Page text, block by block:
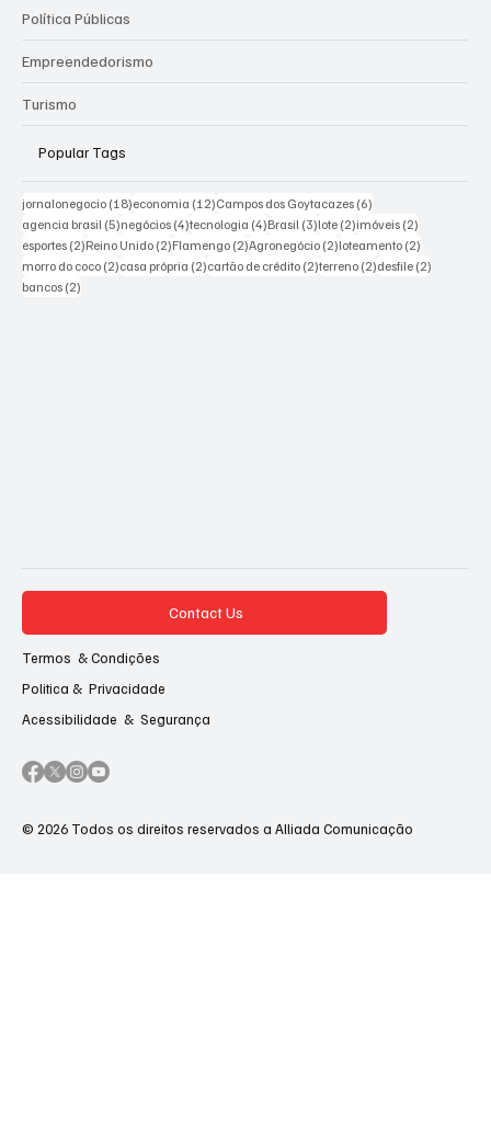
Política Públicas
Empreendedorismo
Turismo
Popular Tags
jornalonegocio (18)18 posts
economia (12)12 posts
Campos dos Goytacazes (6)
agencia brasil (5)5 posts
negócios (4)4 posts
tecnologia (4)4 posts
Brasil (3)3 posts
lote (2)2 posts
imóveis (2)
esportes (2)2 posts
Reino Unido (2)2 posts
Flamengo (2)2 posts
Agronegócio (2)2 posts
loteamento (2)
morro do coco (2)2 posts
casa própria (2)2 posts
cartão de crédito (2)2 posts
terreno (2)2 posts
desfile (2)
bancos (2)
Contact Us
Termos & Condições
Politica & Privacidade
Acessibilidade & Segurança
© 2026 Todos os direitos reservados a Alliada Comunicação